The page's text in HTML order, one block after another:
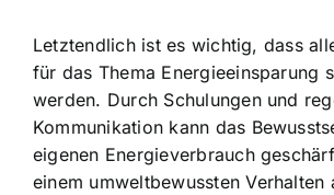
Letztendlich ist es wichtig, dass
für das Thema Energieeinsparung
werden. Durch Schulungen und
Kommunikation kann das
eigenen Energieverbrauch
einem umweltbewussten Verhalten